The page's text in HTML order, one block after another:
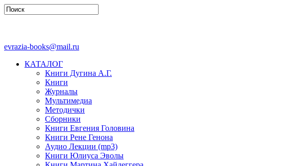
evrazia-books@mail.ru
КАТАЛОГ
Книги Дугина А.Г.
Книги
Журналы
Мультимедиа
Методички
Сборники
Книги Евгения Головина
Книги Рене Генона
Аудио Лекции (mp3)
Книги Юлиуса Эволы